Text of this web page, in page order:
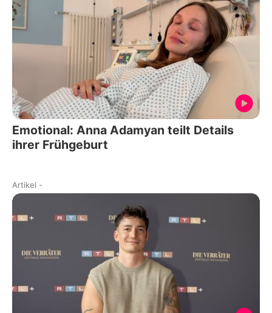
Emotional: Anna Adamyan teilt Details
ihrer Frühgeburt
Artikel -